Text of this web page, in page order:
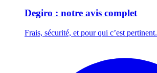
Degiro : notre avis complet
Frais, sécurité, et pour qui c’est pertinent.